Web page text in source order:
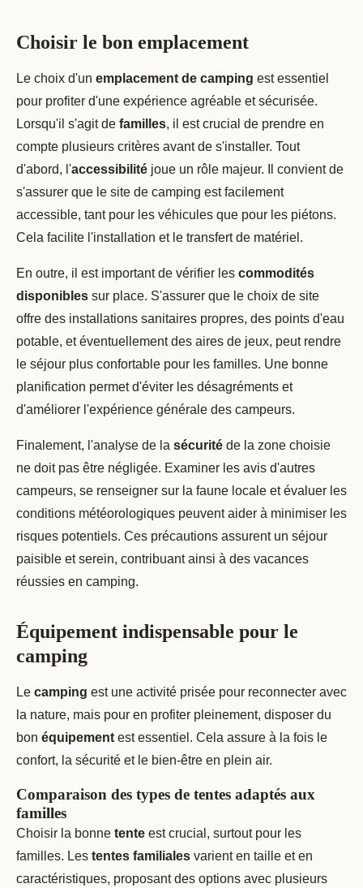
Choisir le bon emplacement
Le choix d'un emplacement de camping est essentiel
pour profiter d'une expérience agréable et sécurisée.
Lorsqu'il s'agit de familles, il est crucial de prendre en
compte plusieurs critères avant de s'installer. Tout
d'abord, l'accessibilité joue un rôle majeur. Il convient de
s'assurer que le site de camping est facilement
accessible, tant pour les véhicules que pour les piétons.
Cela facilite l'installation et le transfert de matériel.
En outre, il est important de vérifier les commodités
disponibles sur place. S'assurer que le choix de site
offre des installations sanitaires propres, des points d'eau
potable, et éventuellement des aires de jeux, peut rendre
le séjour plus confortable pour les familles. Une bonne
planification permet d'éviter les désagréments et
d'améliorer l'expérience générale des campeurs.
Finalement, l'analyse de la sécurité de la zone choisie
ne doit pas être négligée. Examiner les avis d'autres
campeurs, se renseigner sur la faune locale et évaluer les
conditions météorologiques peuvent aider à minimiser les
risques potentiels. Ces précautions assurent un séjour
paisible et serein, contribuant ainsi à des vacances
réussies en camping.
Équipement indispensable pour le
camping
Le camping est une activité prisée pour reconnecter avec
la nature, mais pour en profiter pleinement, disposer du
bon équipement est essentiel. Cela assure à la fois le
confort, la sécurité et le bien-être en plein air.
Comparaison des types de tentes adaptés aux
familles
Choisir la bonne tente est crucial, surtout pour les
familles. Les tentes familiales varient en taille et en
caractéristiques, proposant des options avec plusieurs